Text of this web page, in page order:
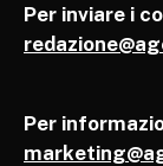
Per inviare i
Per